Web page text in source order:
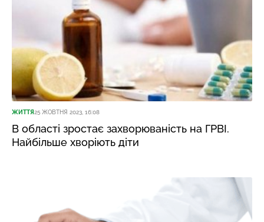
ЖИТТЯ25 ЖОВТНЯ 2023, 16:08
В області зростає захворюваність на ГРВІ.
Найбільше хворіють діти